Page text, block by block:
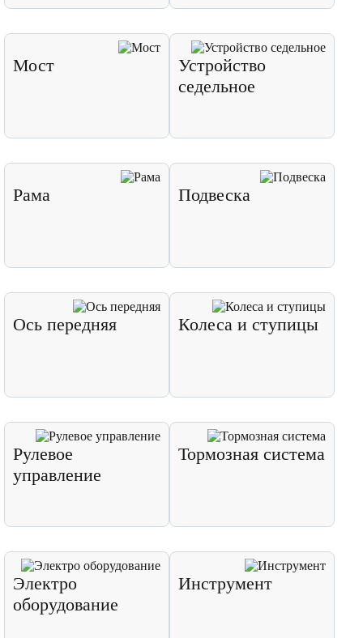
Мост
Устройство
седельное
Рама Подвеска
Ось передняя Колеса и ступицы
Рулевое
управление
Тормозная система
Электро
оборудование
Инструмент